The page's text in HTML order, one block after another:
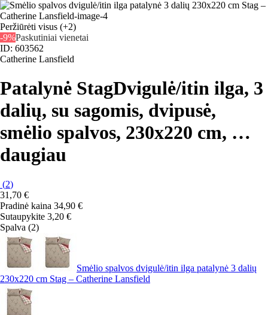
Peržiūrėti visus (+2)
-9%Paskutiniai vienetai
ID: 603562
Catherine Lansfield
Patalynė StagDvigulė/itin ilga, 3
dalių, su sagomis, dvipusė,
smėlio spalvos, 230x220 cm, …
daugiau
(2)
31,70 €
Pradinė kaina 34,90 €
Sutaupykite 3,20 €
Spalva (2)
Smėlio spalvos dvigulė/itin ilga patalynė 3 dalių
230x220 cm Stag – Catherine Lansfield